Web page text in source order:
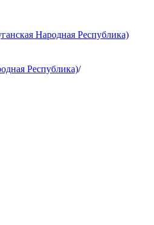
Народная Республика)
Республика)/